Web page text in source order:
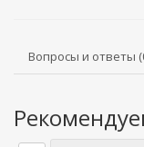
Вопросы и ответы